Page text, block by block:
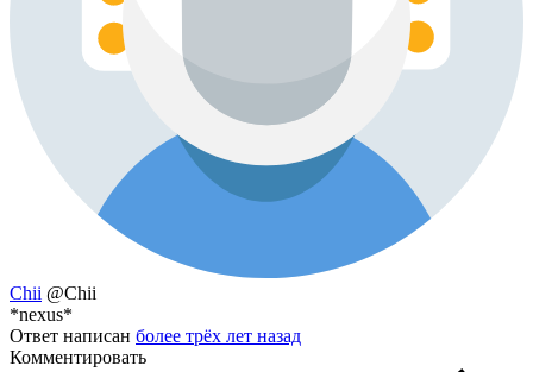
Chii @Chii
*nexus*
Ответ написан более трёх лет назад
Комментировать